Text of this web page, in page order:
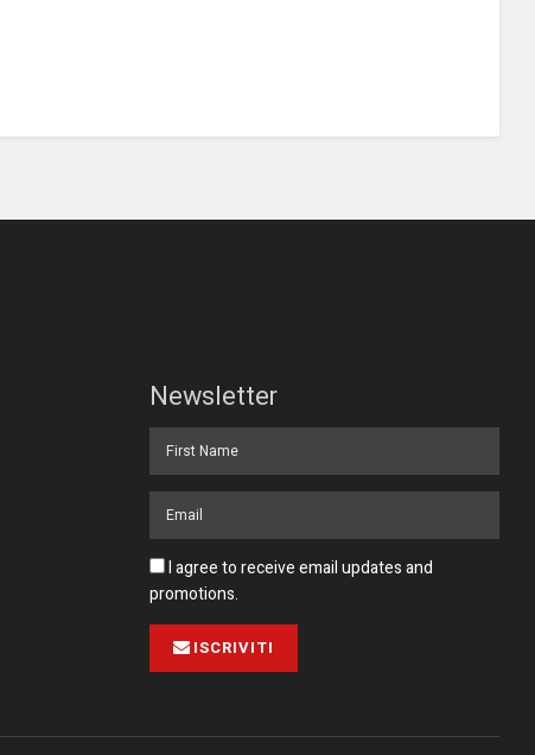
Newsletter
I agree to receive email updates and
promotions.
ISCRIVITI